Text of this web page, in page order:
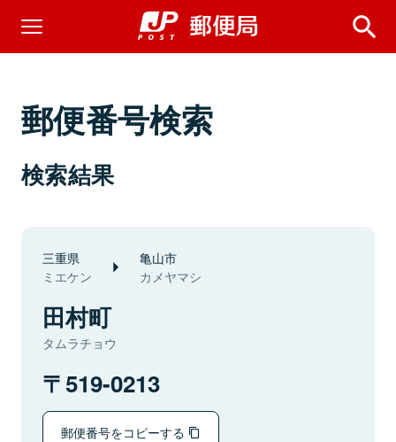
郵便番号検索
検索結果
三重県
ミエケン
亀山市
カメヤマシ
田村町
タムラチョウ
519-0213
郵便番号をコピーする